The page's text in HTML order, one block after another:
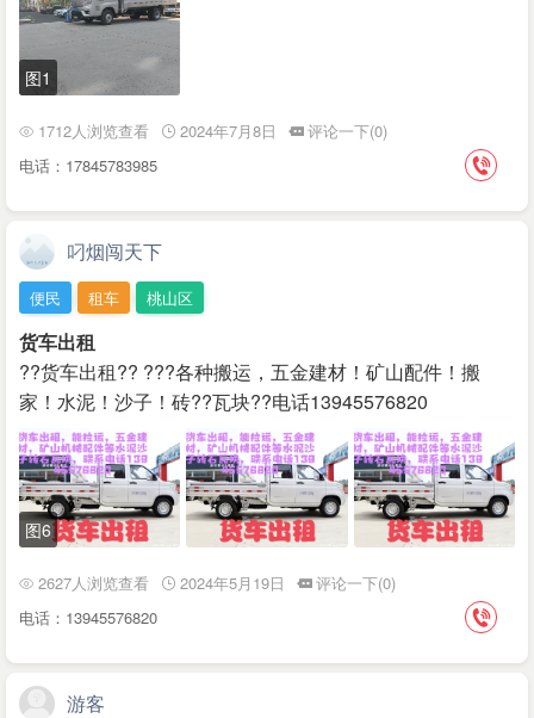
图1
1712人浏览查看 2024年7月8日
评论一下(0)
电话：17845783985
叼烟闯天下
便民 租车 桃山区
货车出租
??货车出租?? ???各种搬运，五金建材！矿山配件！搬
家！水泥！沙子！砖??瓦块??电话13945576820
图6
2627人浏览查看 2024年5月19日
评论一下(0)
电话：13945576820
游客